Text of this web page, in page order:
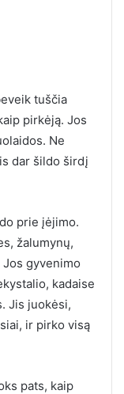
tuščia
pirkėją. Jos
Ne
dar šildo širdį
prie įėjimo.
žalumynų,
gyvenimo
kadaise
Jis juokėsi,
ir pirko visą
pats, kaip